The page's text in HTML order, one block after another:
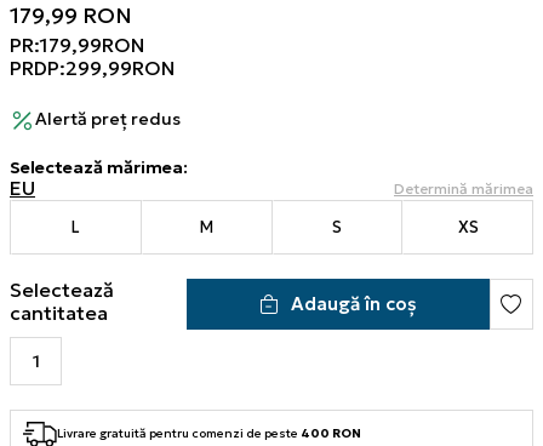
179,99 RON
PR:179,99RON
PRDP:299,99RON
Alertă preț redus
Selectează mărimea:
EU Determină mărimea
L M S XS
Selectează
cantitatea
Adaugă în coș
Livrare gratuită pentru comenzi de peste 400 RON